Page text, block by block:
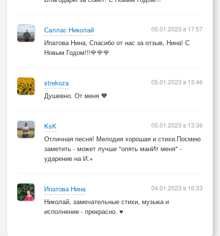
Саллас Николай
Ипатова Нина, Спасибо от нас за отзыв, Нина! С
Новым Годом!!!🌹🌹🌹
05.01.2023 в 17:57
strekoza
Душевно. От меня 🧡
05.01.2023 в 13:46
KsK
Отличная песня! Мелодия хорошая и стихи.Посмею
заметить - может лучше "опять манИт меня" -
ударение на И.+
05.01.2023 в 13:36
Ипатова Нина
Николай, замечательные стихи, музыка и
исполнение - прекрасно. ♥
04.01.2023 в 16:33